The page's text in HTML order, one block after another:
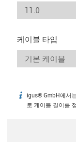
케이블 타입
igus-icon-info
igus® GmbH에서
로 케이블 길이를